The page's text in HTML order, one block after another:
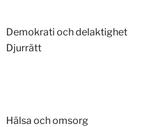
Demokrati och delaktighet
Djurrätt
Hälsa och omsorg